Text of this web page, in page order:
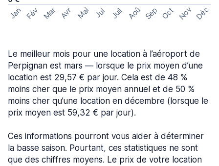
Jan Fév Mar Avr Mai Jui Juil Aoû Sep Oct Nov Déc
Le meilleur mois pour une location à l’aéroport de
Perpignan est mars — lorsque le prix moyen d’une
location est 29,57 € par jour. Cela est de 48 %
moins cher que le prix moyen annuel et de 50 %
moins cher qu’une location en décembre (lorsque le
prix moyen est 59,32 € par jour).
Ces informations pourront vous aider à déterminer
la basse saison. Pourtant, ces statistiques ne sont
que des chiffres moyens. Le prix de votre location